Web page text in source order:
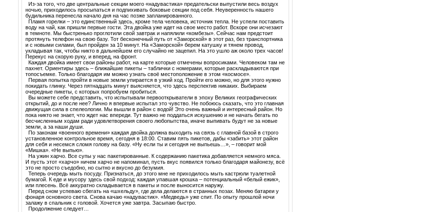
Из-за того, что две центральные секции моего «надувастика» предательски выпустили весь воздух
ночью, приходилось просыпаться и подпихивать боковые секции под себя. Неуверенность нашего
будильника перенесла начало дня на час позже запланированного.
Пламя горелки – это единственный здесь, кроме тела человека, источник тепла. Не успели поставить
воду на чай, как пришли первые гости. Эта двойка уже идет на свое место работ. Вскоре они исчезают
в темноте. Мы быстренько проглотили свой завтрак и напялили «комбезы». Сейчас нам предстоит
протянуть телефон на свою базу. Тот бесконечный путь от «Заморской» в этот раз, без транспортника
и с новыми силами, был пройден за 10 минут. На «Заморской» берем катушку и тянем провод,
укладывая так, чтобы никто в дальнейшем его случайно не зацепил. На это ушло аж около трех часов!
Перекус на скорую руку, и вперед, на фронт.
Каждая двойка имеет свои районы работ, на карте которые отмечены вопросиками. Человеком там не
пахнет. Ориентиры здесь – ближайшие пикеты – таблички с номерами, которые раскладываются при
топосъемке. Только благодаря им можно узнать своё местоположение в этом «космосе».
Первая попытка пройти в новые земли упирается в узкий ход. Пройти его можно, но для этого нужно
покидать глинку. Через пятнадцать минут выясняется, что здесь перспектив никаких. Выбираем
очередные пикеты, с которых попробуем пробиться.
Вы можете себе представить, что испытывали первооткрыватели в эпоху Великих географических
открытий, до и после нее? Лично я впервые испытал это чувство. Не побоюсь сказать, что это главная
движущая сила в спелеологии. Мы вышли в район с водой! Это очень важный и интересный район. Но
пока никто не знает, что ждет нас впереди. Тут важно не поддаться искушению и не начать бегать по
бесчисленным ходам ради удовлетворения своего любопытства, иначе выпивать будут не за новые
земли, а за наши души.
По законам «военного времени» каждая двойка должна выходить на связь с главной базой в строго
установленное контрольное время, сегодня в 18:00. Ставим пять пикетов, дабы «забить» этот район
для себя и несемся сломя голову на базу. «Ну если ты и сегодня не выпьешь…», – говорит мой
«Мишка». «Не выпью».
На ужин харчо. Все супы у нас пакетированные. К содержанию пакетика добавляется немного мяса.
И пусть этот «харчо» ничем харчо не напоминал, пусть вкус появился только благодаря майонезу, всё
это не просто съедобно, но сытно и вкусно до безумия.
Теперь очередь мыть посуду. Признаться, до этого мне не приходилось мыть кастрюли туалетной
бумагой. К еде и мусору здесь свой подход: каждая упавшая крошка – потенциальный «белый ежик»,
или плесень. Всё аккуратно складывается в пакеты и после выносится наружу.
Перед сном успеваю сбегать на «шхельду», где дела делаются в странных позах. Меняю батареи у
фонаря основного света. Снова качаю «надувастик». «Медведь» уже спит. По опыту прошлой ночи
залажу в спальник с головой. Хочется уже завтра. Засыпаю быстро.
Продолжение следует…